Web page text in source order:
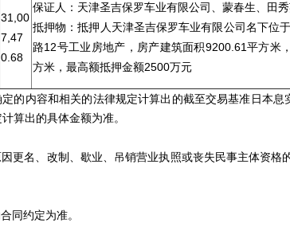
31,00
7,47
0.68
保证人：天津圣吉保罗车业有限公司、蒙春生、田秀
抵押物：抵押人天津圣吉保罗车业有限公司名下位
路12号工业房地产，房产建筑面积9200.61平方米
方米，最高额抵押金额2500万元
内容和相关的法律规定计算出的截至交易基准日本息
算出的具体金额为准。
名、改制、歇业、吊销营业执照或丧失民事主体资格
约定为准。